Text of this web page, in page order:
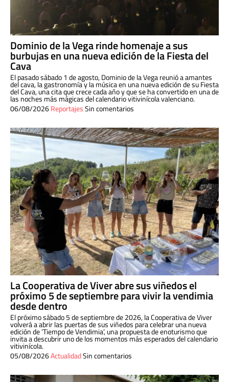
Dominio de la Vega rinde homenaje a sus
burbujas en una nueva edición de la Fiesta del
Cava
El pasado sábado 1 de agosto, Dominio de la Vega reunió a amantes
del cava, la gastronomía y la música en una nueva edición de su Fiesta
del Cava, una cita que crece cada año y que se ha convertido en una de
las noches más mágicas del calendario vitivinícola valenciano.
06/08/2026ReportajesSin comentarios
La Cooperativa de Viver abre sus viñedos el
próximo 5 de septiembre para vivir la vendimia
desde dentro
El próximo sábado 5 de septiembre de 2026, la Cooperativa de Viver
volverá a abrir las puertas de sus viñedos para celebrar una nueva
edición de ‘Tiempo de Vendimia’, una propuesta de enoturismo que
invita a descubrir uno de los momentos más esperados del calendario
vitivinícola.
05/08/2026ActualidadSin comentarios